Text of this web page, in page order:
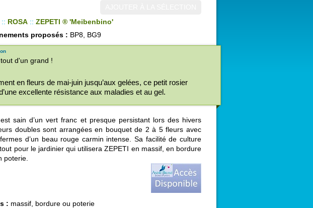
:: ROSA :: ZEPETI ® 'Meibenbino'
proposés : BP8, BG9
d'un grand !
en fleurs de mai-juin jusqu’aux gelées, ce petit rosier
excellente résistance aux maladies et au gel.
sain d’un vert franc et presque persistant lors des hivers
doubles sont arrangées en bouquet de 2 à 5 fleurs avec
d’un beau rouge carmin intense. Sa facilité de culture
pour le jardinier qui utilisera ZEPETI en massif, en bordure
poterie.
: massif, bordure ou poterie